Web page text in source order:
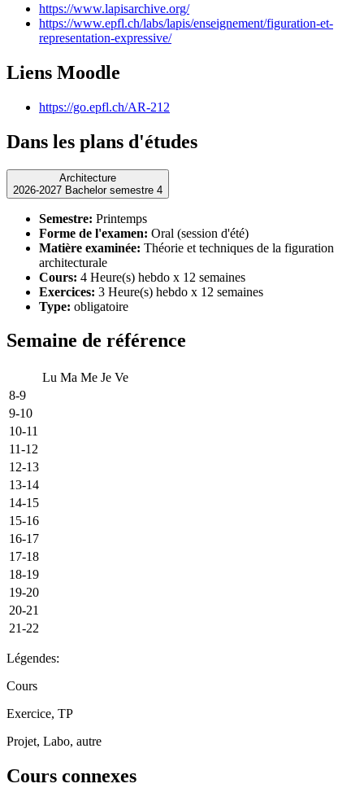
https://www.lapisarchive.org/
https://www.epfl.ch/labs/lapis/enseignement/figuration-et-
representation-expressive/
Liens Moodle
https://go.epfl.ch/AR-212
Dans les plans d'études
Architecture
2026-2027 Bachelor semestre 4
Semestre: Printemps
Forme de l'examen: Oral (session d'été)
Matière examinée: Théorie et techniques de la figuration
architecturale
Cours: 4 Heure(s) hebdo x 12 semaines
Exercices: 3 Heure(s) hebdo x 12 semaines
Type: obligatoire
Semaine de référence
Lu Ma Me Je Ve
8-9
9-10
10-11
11-12
12-13
13-14
14-15
15-16
16-17
17-18
18-19
19-20
20-21
21-22
Légendes:
Cours
Exercice, TP
Projet, Labo, autre
Cours connexes